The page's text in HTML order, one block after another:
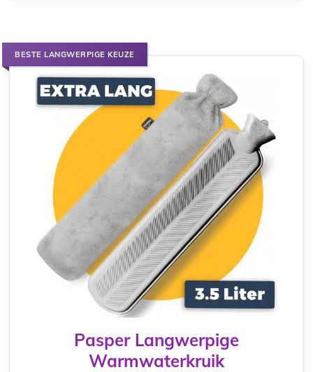
BESTE LANGWERPIGE KEUZE
Pasper Langwerpige
Warmwaterkruik